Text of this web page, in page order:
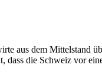
aus dem Mittelstand
dass die Schweiz vor